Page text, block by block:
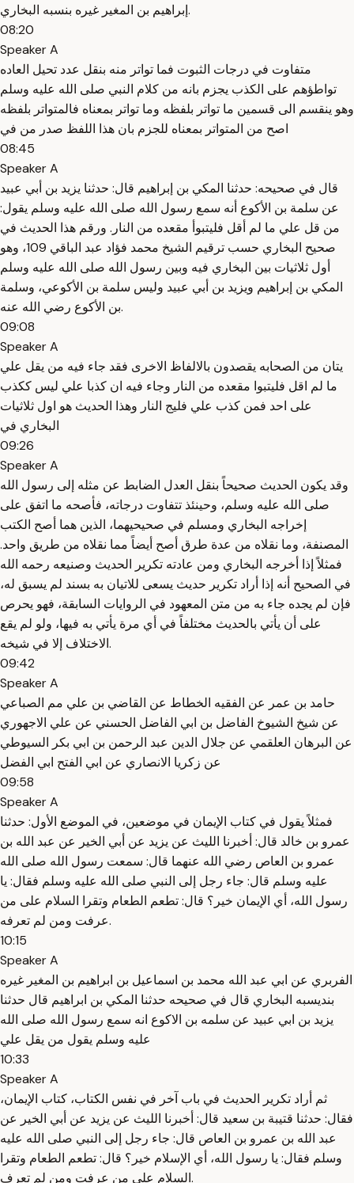
إبراهيم بن المغير غيره بنسبه البخاري.
08:20
Speaker A
متفاوت في درجات الثبوت فما تواتر منه بنقل عدد تحيل العاده
تواطؤهم على الكذب يجزم بانه من كلام النبي صلى الله عليه وسلم
وهو ينقسم الى قسمين ما تواتر بلفظه وما تواتر بمعناه فالمتواتر بلفظه
اصح من المتواتر بمعناه للجزم بان هذا اللفظ صدر من في
08:45
Speaker A
قال في صحيحه: حدثنا المكي بن إبراهيم قال: حدثنا يزيد بن أبي عبيد
عن سلمة بن الأكوع أنه سمع رسول الله صلى الله عليه وسلم يقول:
من قل علي ما لم أقل فليتبوأ مقعده من النار. ورقم هذا الحديث في
صحيح البخاري حسب ترقيم الشيخ محمد فؤاد عبد الباقي 109، وهو
أول ثلاثيات بين البخاري فيه وبين رسول الله صلى الله عليه وسلم
المكي بن إبراهيم ويزيد بن أبي عبيد وليس سلمة بن الأكوعي، وسلمة
بن الأكوع رضي الله عنه.
09:08
Speaker A
يتان من الصحابه يقصدون بالالفاظ الاخرى فقد جاء فيه من يقل علي
ما لم اقل فليتبوا مقعده من النار وجاء فيه ان كذبا علي ليس ككذب
على احد فمن كذب علي فليج النار وهذا الحديث هو اول ثلاثيات
البخاري في
09:26
Speaker A
وقد يكون الحديث صحيحاً بنقل العدل الضابط عن مثله إلى رسول الله
صلى الله عليه وسلم، وحينئذ تتفاوت درجاته، فأصحه ما اتفق على
إخراجه البخاري ومسلم في صحيحيهما، الذين هما أصح الكتب
المصنفة، وما نقلاه من عدة طرق أصح أيضاً مما نقلاه من طريق واحد.
فمثلاً إذا أخرجه البخاري ومن عادته تكرير الحديث وصنيعه رحمه الله
في الصحيح أنه إذا أراد تكرير حديث يسعى للاتيان به بسند لم يسبق له،
فإن لم يجده جاء به من متن المعهود في الروايات السابقة، فهو يحرص
على أن يأتي بالحديث مختلفاً في أي مرة يأتي به فيها، ولو لم يقع
الاختلاف إلا في شيخه.
09:42
Speaker A
حامد بن عمر عن الفقيه الخطاط عن القاضي بن علي مم الصباعي
عن شيخ الشيوخ الفاضل بن ابي الفاضل الحسني عن علي الاجهوري
عن البرهان العلقمي عن جلال الدين عبد الرحمن بن ابي بكر السيوطي
عن زكريا الانصاري عن ابي الفتح ابي الفضل
09:58
Speaker A
فمثلاً يقول في كتاب الإيمان في موضعين، في الموضع الأول: حدثنا
عمرو بن خالد قال: أخبرنا الليث عن يزيد عن أبي الخير عن عبد الله بن
عمرو بن العاص رضي الله عنهما قال: سمعت رسول الله صلى الله
عليه وسلم قال: جاء رجل إلى النبي صلى الله عليه وسلم فقال: يا
رسول الله، أي الإيمان خير؟ قال: تطعم الطعام وتقرا السلام على من
عرفت ومن لم تعرفه.
10:15
Speaker A
الفربري عن ابي عبد الله محمد بن اسماعيل بن ابراهيم بن المغير غيره
بنديسبه البخاري قال في صحيحه حدثنا المكي بن ابراهيم قال حدثنا
يزيد بن ابي عبيد عن سلمه بن الاكوع انه سمع رسول الله صلى الله
عليه وسلم يقول من يقل علي
10:33
Speaker A
ثم أراد تكرير الحديث في باب آخر في نفس الكتاب، كتاب الإيمان،
فقال: حدثنا قتيبة بن سعيد قال: أخبرنا الليث عن يزيد عن أبي الخير عن
عبد الله بن عمرو بن العاص قال: جاء رجل إلى النبي صلى الله عليه
وسلم فقال: يا رسول الله، أي الإسلام خير؟ قال: تطعم الطعام وتقرا
السلام على من عرفت ومن لم تعرف.